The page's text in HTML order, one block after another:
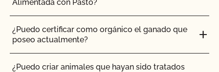
¿Qué es un número de lote?
¿Qué es una pista de auditoría?
Alimentada con Pasto?
¿Puedo certificar como orgánico el ganado que
poseo actualmente?
¿Puedo criar animales que hayan sido tratados